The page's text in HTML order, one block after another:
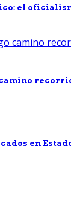
el
camino
en